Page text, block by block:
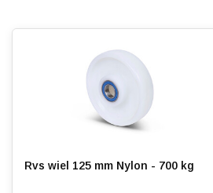
Rvs wiel 125 mm Nylon - 700 kg